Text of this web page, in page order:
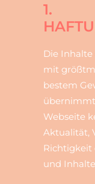
1.
Die
mit
bestem
Webseite
Aktualität,
Richtigkeit
und